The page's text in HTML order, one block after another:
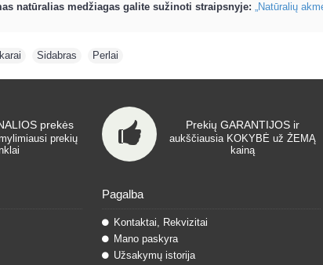
natūralias medžiagas galite sužinoti straipsnyje: „Natūralių
Sidabras Perlai
prekės
prekių
Prekių GARANTIJOS ir
aukščiausia KOKYBĖ už ŽEMĄ
kainą
Pagalba
Kontaktai, Rekvizitai
Mano paskyra
Užsakymų istorija